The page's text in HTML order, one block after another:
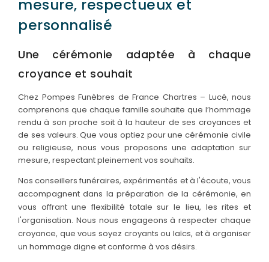
mesure, respectueux et
personnalisé
Une cérémonie adaptée à chaque
croyance et souhait
Chez Pompes Funèbres de France Chartres – Lucé, nous
comprenons que chaque famille souhaite que l’hommage
rendu à son proche soit à la hauteur de ses croyances et
de ses valeurs. Que vous optiez pour une cérémonie civile
ou religieuse, nous vous proposons une adaptation sur
mesure, respectant pleinement vos souhaits.
Nos conseillers funéraires, expérimentés et à l'écoute, vous
accompagnent dans la préparation de la cérémonie, en
vous offrant une flexibilité totale sur le lieu, les rites et
l'organisation. Nous nous engageons à respecter chaque
croyance, que vous soyez croyants ou laïcs, et à organiser
un hommage digne et conforme à vos désirs.